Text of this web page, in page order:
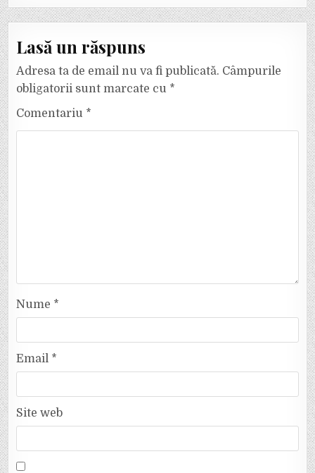
Lasă un răspuns
Adresa ta de email nu va fi publicată. Câmpurile
obligatorii sunt marcate cu *
Comentariu *
Nume *
Email *
Site web